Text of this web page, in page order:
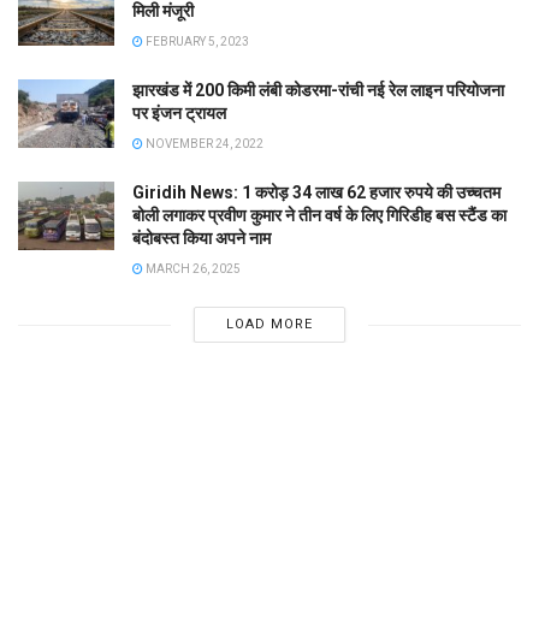
मिली मंजूरी
FEBRUARY 5, 2023
झारखंड में 200 किमी लंबी कोडरमा-रांची नई रेल लाइन परियोजना
पर इंजन ट्रायल
NOVEMBER 24, 2022
Giridih News: 1 करोड़ 34 लाख 62 हजार रुपये की उच्चतम
बोली लगाकर प्रवीण कुमार ने तीन वर्ष के लिए गिरिडीह बस स्टैंड का
बंदोबस्त किया अपने नाम
MARCH 26, 2025
LOAD MORE